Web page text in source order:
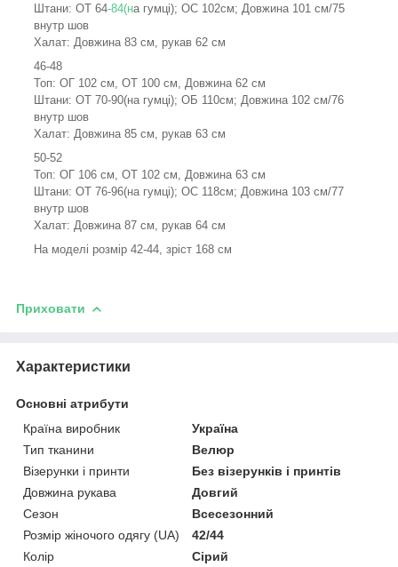
Штани: ОТ 64-84(на гумці); ОС 102см; Довжина 101 см/75
внутр шов
Халат: Довжина 83 см, рукав 62 см
46-48
Топ: ОГ 102 см, ОТ 100 см, Довжина 62 см
Штани: ОТ 70-90(на гумці); ОБ 110см; Довжина 102 см/76
внутр шов
Халат: Довжина 85 см, рукав 63 см
50-52
Топ: ОГ 106 см, ОТ 102 см, Довжина 63 см
Штани: ОТ 76-96(на гумці); ОС 118см; Довжина 103 см/77
внутр шов
Халат: Довжина 87 см, рукав 64 см
На моделі розмір 42-44, зріст 168 см
Приховати
Характеристики
Основні атрибути
Країна виробник
Україна
Тип тканини
Велюр
Візерунки і принти
Без візерунків і принтів
Довжина рукава
Довгий
Сезон
Всесезонний
Розмір жіночого одягу (UA)
42/44
Колір
Сірий